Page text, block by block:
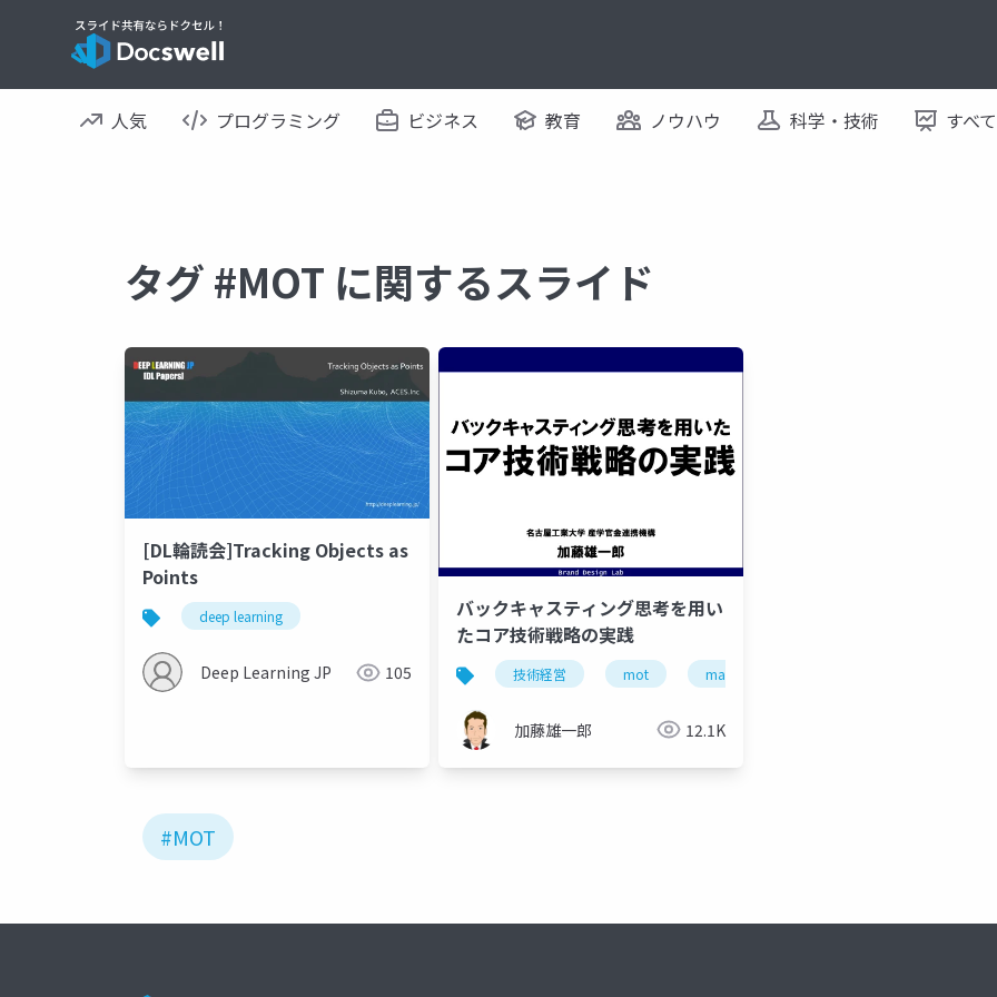
人気 プログラミング ビジネス 教育 ノウハウ 科学・技術 すべ
タグ #MOT に関するスライド
[DL輪読会]Tracking Objects as
Points
deep learning
Deep Learning JP 105
バックキャスティング思考を用い
たコア技術戦略の実践
技術経営 mot management of technology
加藤雄一郎 12.1K
#MOT